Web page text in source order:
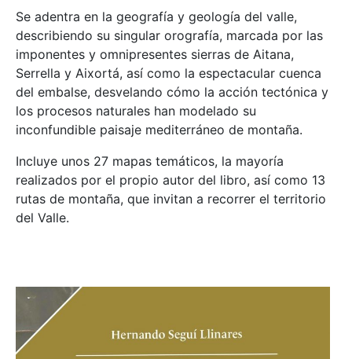
Se adentra en la geografía y geología del valle,
describiendo su singular orografía, marcada por las
imponentes y omnipresentes sierras de Aitana,
Serrella y Aixortá, así como la espectacular cuenca
del embalse, desvelando cómo la acción tectónica y
los procesos naturales han modelado su
inconfundible paisaje mediterráneo de montaña.
Incluye unos 27 mapas temáticos, la mayoría
realizados por el propio autor del libro, así como 13
rutas de montaña, que invitan a recorrer el territorio
del Valle.